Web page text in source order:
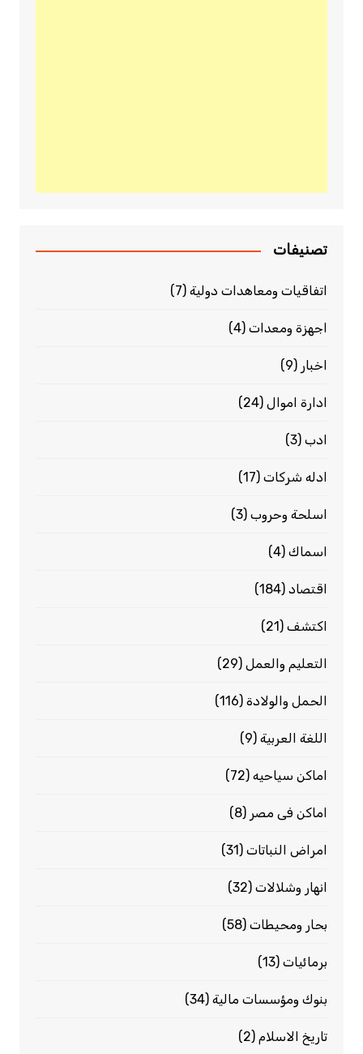
تصنيفات
اتفاقيات ومعاهدات دولية(7)
اجهزة ومعدات(4)
اخبار (9)
ادارة اموال(24)
ادب(3)
ادله شركات(17)
اسلحة وحروب(3)
اسماك(4)
اقتصاد(184)
اكتشف(21)
التعليم والعمل(29)
الحمل والولادة(116)
اللغة العربية(9)
اماكن سياحيه(72)
اماكن فى مصر (8)
امراض النباتات(31)
انهار وشلالات(32)
بحار ومحيطات(58)
برمائيات(13)
بنوك ومؤسسات مالية(34)
تاريخ الاسلام(2)